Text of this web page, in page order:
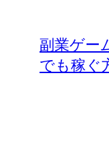
副業ゲー
でも稼ぐ